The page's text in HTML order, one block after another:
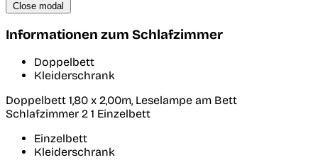
Close modal
Informationen zum Schlafzimmer
Doppelbett
Kleiderschrank
Doppelbett 1,80 x 2,00m, Leselampe am Bett
Schlafzimmer 2 1 Einzelbett
Einzelbett
Kleiderschrank